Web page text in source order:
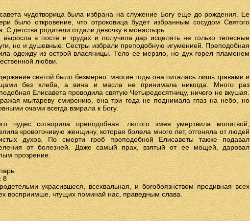
чудотворица была избрана на служение Богу еще до рождения. Ее
было откровение, что отроковица будет избранным сосудом Святого
С детства родители отдали девочку в монастырь.
в посте и трудах и получила дар исцелять не только телесные
но и душевные. Сестры избрали преподобную игуменией. Преподобная
одежду из острой власяницы. Тело ее мерзло, но дух горел пламенем
любви.
святой было безмерно: многие годы она питалась лишь травами и
без хлеба, а вина и масла не принимала никогда. Много раз
Елисавета проводила святую Четыредесятницу, ничего не вкушая.
мытареву смирению, она три года не поднимала глаз на небо, но
очами всегда взирала к Богу.
чудес сотворила преподобная: лютого змея умертвила молитвой,
кровоточивую женщину, которая болела много лет, отгоняла от людей
духов. По смерти гроб преподобной Елисаветы также подавал
от болезней. Даже самый прах, взятый от ее мощей, даровал
прозрение.
8
украсившеся, всехвальная, и богобоязнством предивная всех
восприимше, чтущих поминай нас, праведным слава.